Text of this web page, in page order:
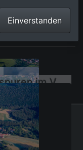
Online-Shop
Streckenführung und Fahrspuren im Verlauf der Autobahn- Brücke der BAB A81 über Hölzlebach
Einverstanden